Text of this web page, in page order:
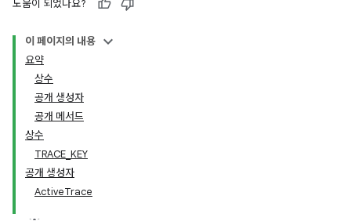
도움이 되었나요?
이 페이지의 내용
요약
상수
공개 생성자
공개 메서드
상수
TRACE_KEY
공개 생성자
ActiveTrace